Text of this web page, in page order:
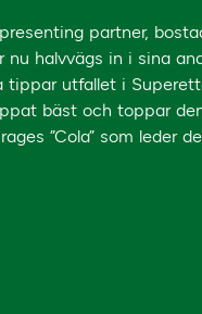
partner,
nu halvvägs in i sina
tippar utfallet i
bäst och toppar
”Cola” som leder